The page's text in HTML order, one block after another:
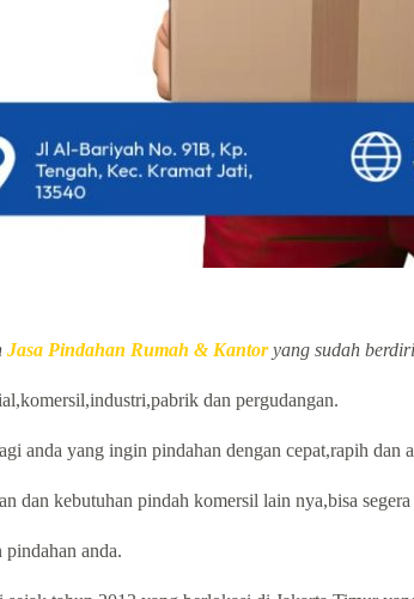
Jasa Pindahan Rumah & Kantor yang sudah
dan pergudangan.
anda yang ingin pindahan dengan cepat,rapih
dan kebutuhan pindah komersil lain nya,bisa
anda.